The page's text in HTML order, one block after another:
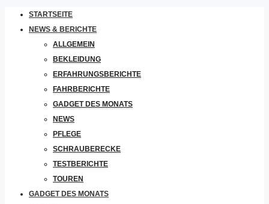
STARTSEITE
NEWS & BERICHTE
ALLGEMEIN
BEKLEIDUNG
ERFAHRUNGSBERICHTE
FAHRBERICHTE
GADGET DES MONATS
NEWS
PFLEGE
SCHRAUBERECKE
TESTBERICHTE
TOUREN
GADGET DES MONATS